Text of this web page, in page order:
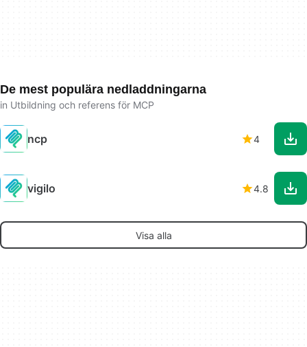
De mest populära nedladdningarna
in Utbildning och referens för MCP
ncp 4
vigilo 4.8
Visa alla